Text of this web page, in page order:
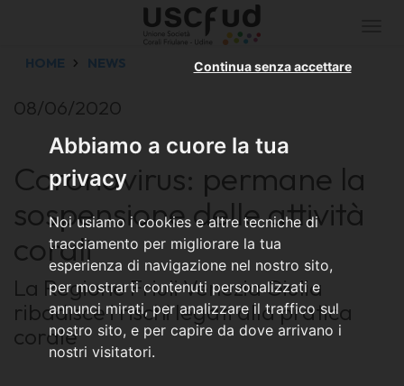
Abbiamo a cuore la tua
privacy
Noi usiamo i cookies e altre tecniche di
tracciamento per migliorare la tua
esperienza di navigazione nel nostro sito,
per mostrarti contenuti personalizzati e
annunci mirati, per analizzare il traffico sul
nostro sito, e per capire da dove arrivano i
nostri visitatori.
Continua senza accettare
HOME NEWS
08/06/2020
Coronavirus: permane la
sospensione delle attività
corali
La Regione Friuli Venezia Giulia
ribadisce i rischi legati alla pratica
corale